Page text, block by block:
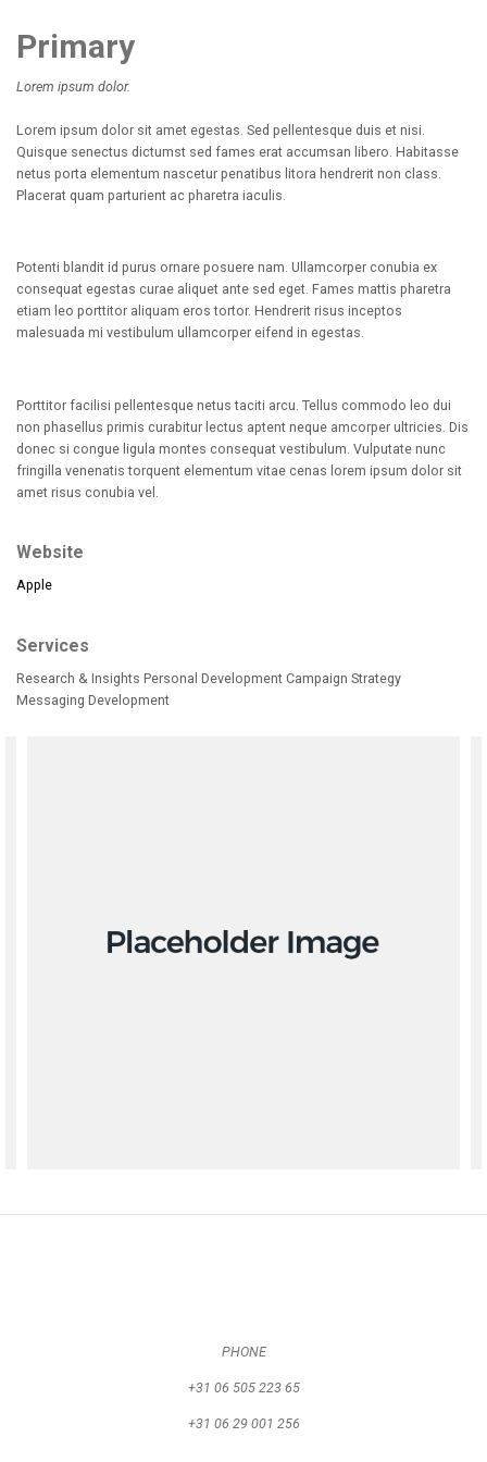
Primary
Lorem ipsum dolor.
Lorem ipsum dolor sit amet egestas. Sed pellentesque duis et nisi.
Quisque senectus dictumst sed fames erat accumsan libero. Habitasse
netus porta elementum nascetur penatibus litora hendrerit non class.
Placerat quam parturient ac pharetra iaculis.
Potenti blandit id purus ornare posuere nam. Ullamcorper conubia ex
consequat egestas curae aliquet ante sed eget. Fames mattis pharetra
etiam leo porttitor aliquam eros tortor. Hendrerit risus inceptos
malesuada mi vestibulum ullamcorper eifend in egestas.
Porttitor facilisi pellentesque netus taciti arcu. Tellus commodo leo dui
non phasellus primis curabitur lectus aptent neque amcorper ultricies. Dis
donec si congue ligula montes consequat vestibulum. Vulputate nunc
fringilla venenatis torquent elementum vitae cenas lorem ipsum dolor sit
amet risus conubia vel.
Website
Apple
Services
Research & Insights Personal Development Campaign Strategy
Messaging Development
PHONE
+31 06 505 223 65
+31 06 29 001 256